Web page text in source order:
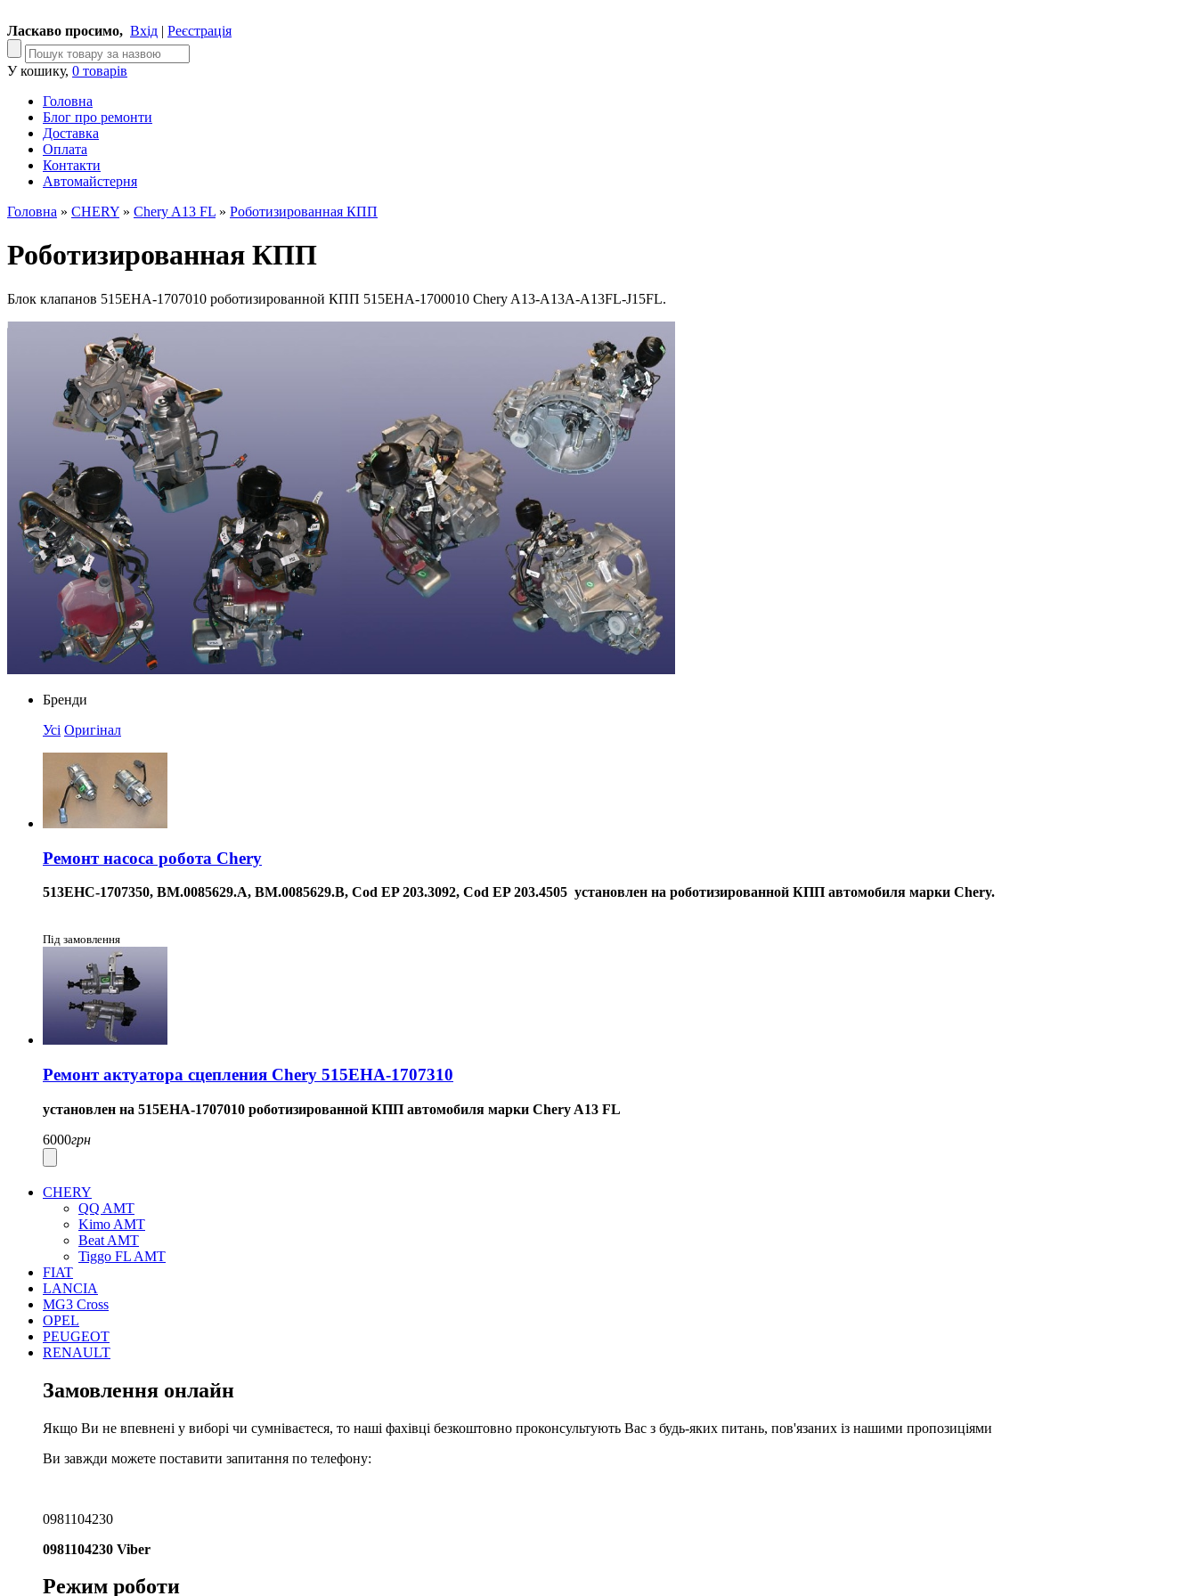
Ласкаво просимо, Вхід | Реєстрація
У кошику, 0 товарів
Головна
Блог про ремонти
Доставка
Оплата
Контакти
Автомайстерня
Головна » CHERY » Chery A13 FL » Роботизированная КПП
Роботизированная КПП
Блок клапанов 515EHA-1707010 роботизированной КПП 515EHA-1700010 Chery A13-A13A-A13FL-J15FL.
Бренди
Усі Оригінал
Ремонт насоса робота Chery
513EHC-1707350, BM.0085629.A, BM.0085629.B, Cod EP 203.3092, Cod EP 203.4505 установлен на роботизированной КПП автомобиля марки Chery.
Під замовлення
Ремонт актуатора сцепления Chery 515EHA-1707310
установлен на 515EHA-1707010 роботизированной КПП автомобиля марки Chery A13 FL
6000грн
CHERY
QQ AMT
Kimo AMT
Beat AMT
Tiggo FL AMT
FIAT
LANCIA
MG3 Cross
OPEL
PEUGEOT
RENAULT
Замовлення онлайн
Якщо Ви не впевнені у виборі чи сумніваєтеся, то наші фахівці безкоштовно проконсультують Вас з будь-яких питань, пов'язаних із нашими пропозиціями
Ви завжди можете поставити запитання по телефону:
0981104230
0981104230 Viber
Режим роботи